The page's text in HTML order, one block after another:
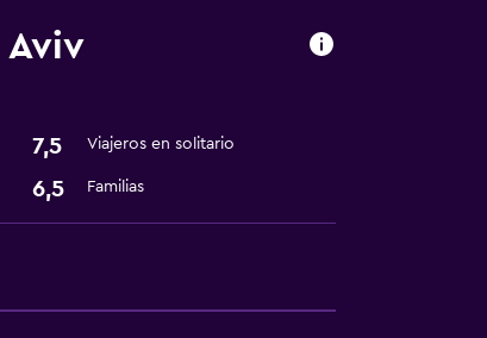
Aviv
7,5 Viajeros en solitario
6,5 Familias